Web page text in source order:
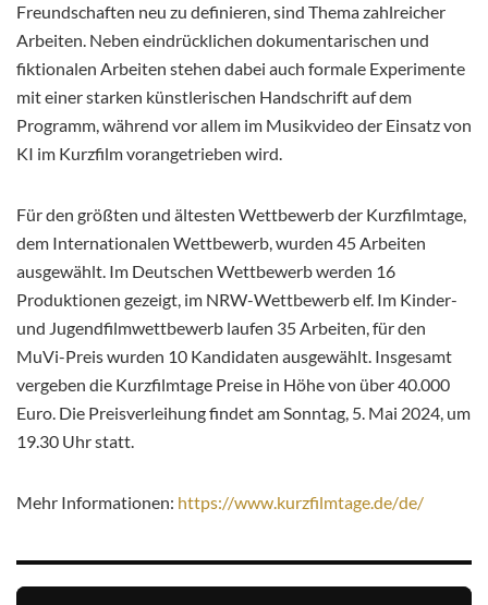
Freundschaften neu zu definieren, sind Thema zahlreicher
Arbeiten. Neben eindrücklichen dokumentarischen und
fiktionalen Arbeiten stehen dabei auch formale Experimente
mit einer starken künstlerischen Handschrift auf dem
Programm, während vor allem im Musikvideo der Einsatz von
KI im Kurzfilm vorangetrieben wird.
Für den größten und ältesten Wettbewerb der Kurzfilmtage,
dem Internationalen Wettbewerb, wurden 45 Arbeiten
ausgewählt. Im Deutschen Wettbewerb werden 16
Produktionen gezeigt, im NRW-Wettbewerb elf. Im Kinder-
und Jugendfilmwettbewerb laufen 35 Arbeiten, für den
MuVi-Preis wurden 10 Kandidaten ausgewählt. Insgesamt
vergeben die Kurzfilmtage Preise in Höhe von über 40.000
Euro. Die Preisverleihung findet am Sonntag, 5. Mai 2024, um
19.30 Uhr statt.
Mehr Informationen: https://www.kurzfilmtage.de/de/